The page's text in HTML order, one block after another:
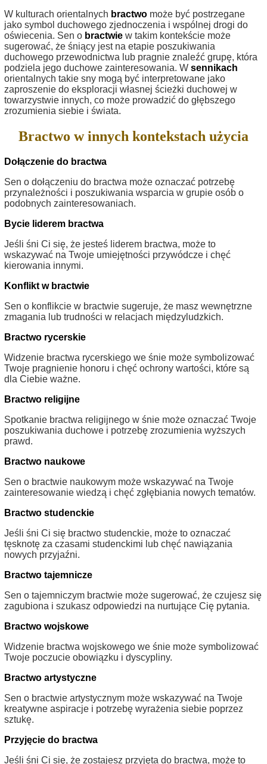
W kulturach orientalnych bractwo może być postrzegane
jako symbol duchowego zjednoczenia i wspólnej drogi do
oświecenia. Sen o bractwie w takim kontekście może
sugerować, że śniący jest na etapie poszukiwania
duchowego przewodnictwa lub pragnie znaleźć grupę, która
podziela jego duchowe zainteresowania. W sennikach
orientalnych takie sny mogą być interpretowane jako
zaproszenie do eksploracji własnej ścieżki duchowej w
towarzystwie innych, co może prowadzić do głębszego
zrozumienia siebie i świata.
Bractwo w innych kontekstach użycia
Dołączenie do bractwa
Sen o dołączeniu do bractwa może oznaczać potrzebę
przynależności i poszukiwania wsparcia w grupie osób o
podobnych zainteresowaniach.
Bycie liderem bractwa
Jeśli śni Ci się, że jesteś liderem bractwa, może to
wskazywać na Twoje umiejętności przywódcze i chęć
kierowania innymi.
Konflikt w bractwie
Sen o konflikcie w bractwie sugeruje, że masz wewnętrzne
zmagania lub trudności w relacjach międzyludzkich.
Bractwo rycerskie
Widzenie bractwa rycerskiego we śnie może symbolizować
Twoje pragnienie honoru i chęć ochrony wartości, które są
dla Ciebie ważne.
Bractwo religijne
Spotkanie bractwa religijnego w śnie może oznaczać Twoje
poszukiwania duchowe i potrzebę zrozumienia wyższych
prawd.
Bractwo naukowe
Sen o bractwie naukowym może wskazywać na Twoje
zainteresowanie wiedzą i chęć zgłębiania nowych tematów.
Bractwo studenckie
Jeśli śni Ci się bractwo studenckie, może to oznaczać
tęsknotę za czasami studenckimi lub chęć nawiązania
nowych przyjaźni.
Bractwo tajemnicze
Sen o tajemniczym bractwie może sugerować, że czujesz się
zagubiona i szukasz odpowiedzi na nurtujące Cię pytania.
Bractwo wojskowe
Widzenie bractwa wojskowego we śnie może symbolizować
Twoje poczucie obowiązku i dyscypliny.
Bractwo artystyczne
Sen o bractwie artystycznym może wskazywać na Twoje
kreatywne aspiracje i potrzebę wyrażenia siebie poprzez
sztukę.
Przyjęcie do bractwa
Jeśli śni Ci się, że zostajesz przyjęta do bractwa, może to